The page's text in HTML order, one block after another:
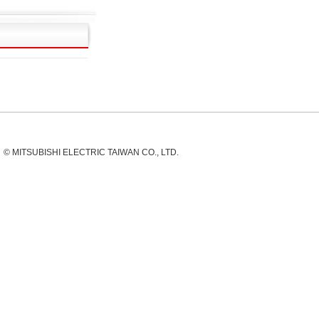
© MITSUBISHI ELECTRIC TAIWAN CO., LTD.